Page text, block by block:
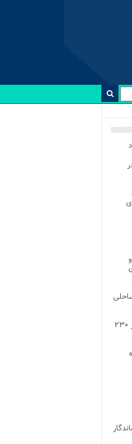
نخست ۱۴۰۵ در
تنیس ساحلی
رقابت‌های کشتی آزاد پیشکسوتان کشور با حضور ۲۳۰